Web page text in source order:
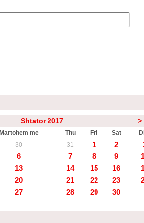
Shtator 2017 >
Martohem me Thu Fri Sat
30 31 1 2
6 7 8 9
13 14 15 16
20 21 22 23
27 28 29 30